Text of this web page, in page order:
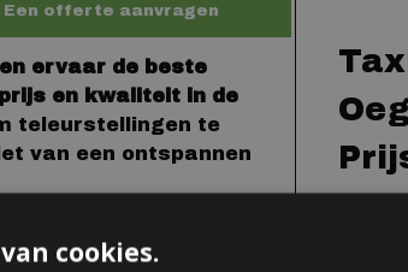
offerte aanvragen
ervaar de beste
en kwaliteit in de
teleurstellingen te
van een ontspannen
cookies.